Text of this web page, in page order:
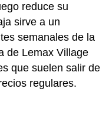
reduce su
sirve a un
semanales de la
de Lemax Village
que suelen salir de
regulares.